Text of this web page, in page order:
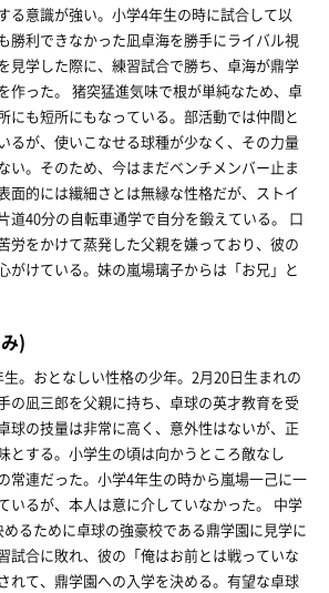
る意識が強い。小学4年生の時に試合して以
勝利できなかった凪卓海を勝手にライバル視
見学した際に、練習試合で勝ち、卓海が鼎学
作った。 猪突猛進気味で根が単純なため、卓
にも短所にもなっている。部活動では仲間と
るが、使いこなせる球種が少なく、その力量
い。そのため、今はまだベンチメンバー止ま
面的には繊細さとは無縁な性格だが、ストイ
道40分の自転車通学で自分を鍛えている。 口
労をかけて蒸発した父親を嫌っており、彼の
がけている。妹の嵐場璃子からは「お兄」と
)
。おとなしい性格の少年。2月20日生まれの
の凪三郎を父親に持ち、卓球の英才教育を受
球の技量は非常に高く、意外性はないが、正
とする。小学生の頃は向かうところ敵なし
常連だった。小学4年生の時から嵐場一己に一
いるが、本人は意に介していなかった。 中学
るために卓球の強豪校である鼎学園に見学に
試合に敗れ、彼の「俺はお前とは戦っていな
れて、鼎学園への入学を決める。有望な卓球